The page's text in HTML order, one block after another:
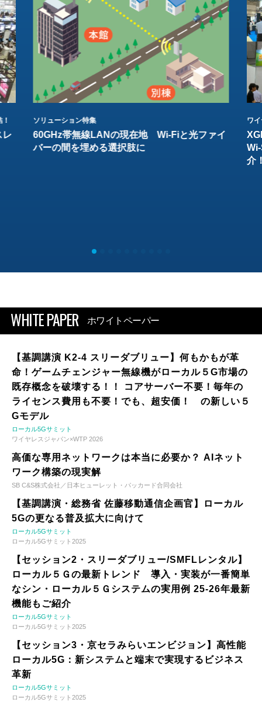
レ
ソリューション特集
60GHz帯無線LANの現在地 Wi-Fiと光ファイ
バーの間を埋める選択肢に
ワ
介
WHITE PAPER ホワイトペーパー
【基調講演 K2-4 スリーダブリュー】何もかもが革
命！ゲームチェンジャー無線機がローカル５G市場の
既存概念を破壊する！！ コアサーバー不要！毎年の
ライセンス費用も不要！でも、超安価！ の新しい５
Gモデル
ローカル5Gサミット
ワイヤレスジャパン×WTP 2026
高価な専用ネットワークは本当に必要か？ AIネット
ワーク構築の現実解
SB C&S株式会社／日本ヒューレット・パッカード合同会社
【基調講演・総務省 佐藤移動通信企画官】ローカル
5Gの更なる普及拡大に向けて
ローカル5Gサミット
ローカル5Gサミット2025
【セッション2・スリーダブリュー/SMFLレンタル】
ローカル５Ｇの最新トレンド 導入・実装が一番簡単
なシン・ローカル５Ｇシステムの実用例 25-26年最新
機能もご紹介
ローカル5Gサミット
ローカル5Gサミット2025
【セッション3・京セラみらいエンビジョン】高性能
ローカル5G：新システムと端末で実現するビジネス
革新
ローカル5Gサミット
ローカル5Gサミット2025